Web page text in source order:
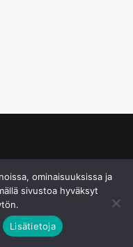
ominaisuuksissa ja
sivustoa hyväksyt
Lisätietoja